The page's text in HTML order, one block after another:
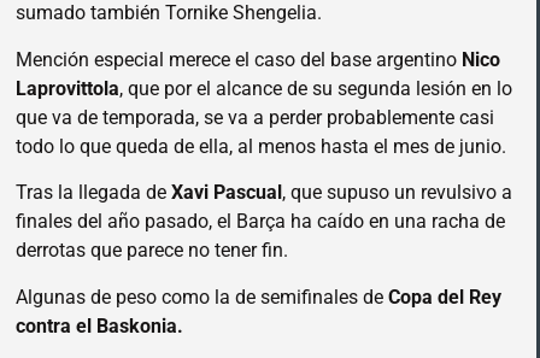
sumado también Tornike Shengelia.
Mención especial merece el caso del base argentino Nico
Laprovittola, que por el alcance de su segunda lesión en lo
que va de temporada, se va a perder probablemente casi
todo lo que queda de ella, al menos hasta el mes de junio.
Tras la llegada de Xavi Pascual , que supuso un revulsivo a
finales del año pasado, el Barça ha caído en una racha de
derrotas que parece no tener fin.
Algunas de peso como la de semifinales de Copa del Rey
contra el Baskonia.